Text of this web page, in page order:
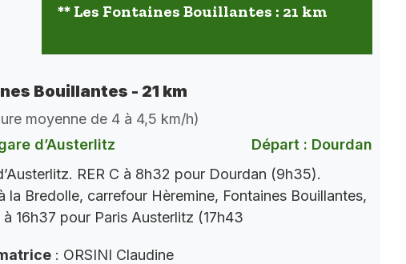
** Les Fontaines Bouillantes : 21 km
Bouillantes - 21 km
moyenne de 4 à 4,5 km/h)
d’Austerlitz
Départ : Dourdan
RER C à 8h32 pour Dourdan (9h35).
la Bredolle, carrefour Hèremine, Fontaines Bouillantes,
à 16h37 pour Paris Austerlitz (17h43
: ORSINI Claudine